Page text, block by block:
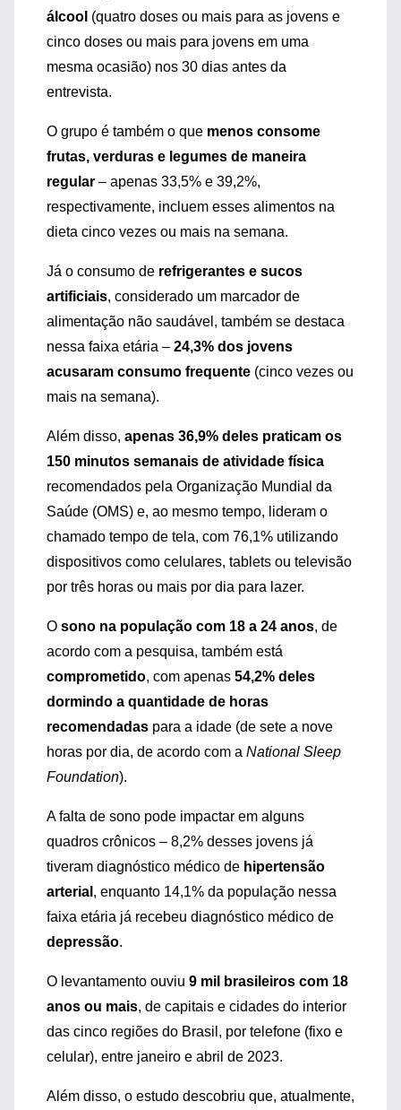
álcool (quatro doses ou mais para as jovens e
cinco doses ou mais para jovens em uma
mesma ocasião) nos 30 dias antes da
entrevista.
O grupo é também o que menos consome
frutas, verduras e legumes de maneira
regular – apenas 33,5% e 39,2%,
respectivamente, incluem esses alimentos na
dieta cinco vezes ou mais na semana.
Já o consumo de refrigerantes e sucos
artificiais, considerado um marcador de
alimentação não saudável, também se destaca
nessa faixa etária – 24,3% dos jovens
acusaram consumo frequente (cinco vezes ou
mais na semana).
Além disso, apenas 36,9% deles praticam os
150 minutos semanais de atividade física
recomendados pela Organização Mundial da
Saúde (OMS) e, ao mesmo tempo, lideram o
chamado tempo de tela, com 76,1% utilizando
dispositivos como celulares, tablets ou televisão
por três horas ou mais por dia para lazer.
O sono na população com 18 a 24 anos, de
acordo com a pesquisa, também está
comprometido, com apenas 54,2% deles
dormindo a quantidade de horas
recomendadas para a idade (de sete a nove
horas por dia, de acordo com a National Sleep
Foundation).
A falta de sono pode impactar em alguns
quadros crônicos – 8,2% desses jovens já
tiveram diagnóstico médico de hipertensão
arterial , enquanto 14,1% da população nessa
faixa etária já recebeu diagnóstico médico de
depressão.
O levantamento ouviu 9 mil brasileiros com 18
anos ou mais, de capitais e cidades do interior
das cinco regiões do Brasil, por telefone (fixo e
celular), entre janeiro e abril de 2023.
Além disso, o estudo descobriu que, atualmente,